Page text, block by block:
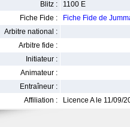
Blitz :
1100 E
Fiche Fide :
Fiche Fide de
Arbitre national :
Arbitre fide :
Initiateur :
Animateur :
Entraîneur :
Affiliation :
Licence A le 11/09/